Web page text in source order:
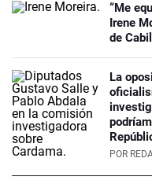
“Me
Irene
de
La
POR